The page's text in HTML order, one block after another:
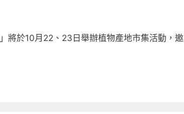
將於10月22、23日舉辦植物產地市集活動，邀